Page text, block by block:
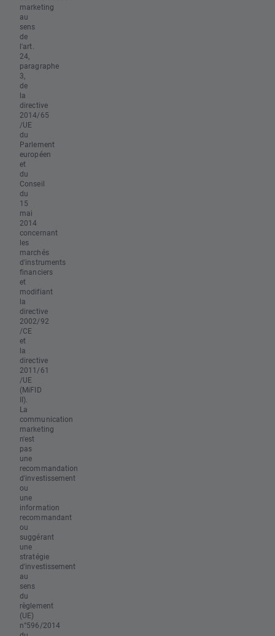
marketing
au
sens
de
l'art.
24,
paragraphe
3,
de
la
directive
2014/65
/UE
du
Parlement
européen
et
du
Conseil
du
15
mai
2014
concernant
les
marchés
d'instruments
financiers
et
modifiant
la
directive
2002/92
/CE
et
la
directive
2011/61
/UE
(MiFID
II).
La
communication
marketing
n'est
pas
une
recommandation
d'investissement
ou
une
information
recommandant
ou
suggérant
une
stratégie
d'investissement
au
sens
du
règlement
(UE)
n°596/2014